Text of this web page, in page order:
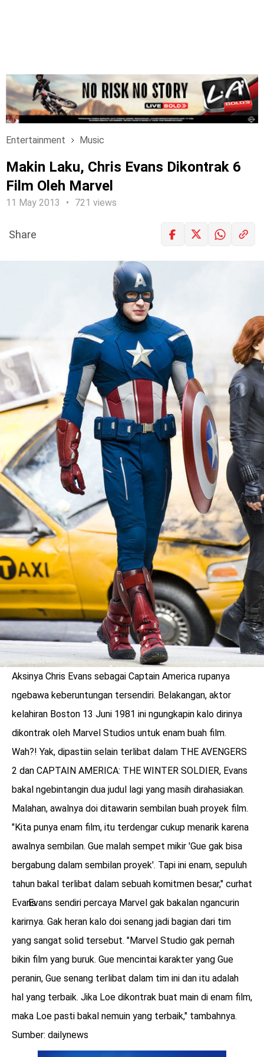
Entertainment Music
Makin Laku, Chris Evans Dikontrak 6
Film Oleh Marvel
11 May 2013 721 views
benefit
LOGIN
Share
Aksinya Chris Evans sebagai Captain America rupanya
ngebawa keberuntungan tersendiri. Belakangan, aktor
kelahiran Boston 13 Juni 1981 ini ngungkapin kalo dirinya
dikontrak oleh Marvel Studios untuk enam buah film.
Wah?! Yak, dipastiin selain terlibat dalam THE AVENGERS
2 dan CAPTAIN AMERICA: THE WINTER SOLDIER, Evans
bakal ngebintangin dua judul lagi yang masih dirahasiakan.
Malahan, awalnya doi ditawarin sembilan buah proyek film.
"Kita punya enam film, itu terdengar cukup menarik karena
awalnya sembilan. Gue malah sempet mikir 'Gue gak bisa
bergabung dalam sembilan proyek'. Tapi ini enam, sepuluh
tahun bakal terlibat dalam sebuah komitmen besar," curhat
Evans.Evans sendiri percaya Marvel gak bakalan ngancurin
karirnya. Gak heran kalo doi senang jadi bagian dari tim
yang sangat solid tersebut. "Marvel Studio gak pernah
bikin film yang buruk. Gue mencintai karakter yang Gue
peranin, Gue senang terlibat dalam tim ini dan itu adalah
hal yang terbaik. Jika Loe dikontrak buat main di enam film,
maka Loe pasti bakal nemuin yang terbaik," tambahnya.
Sumber: dailynews